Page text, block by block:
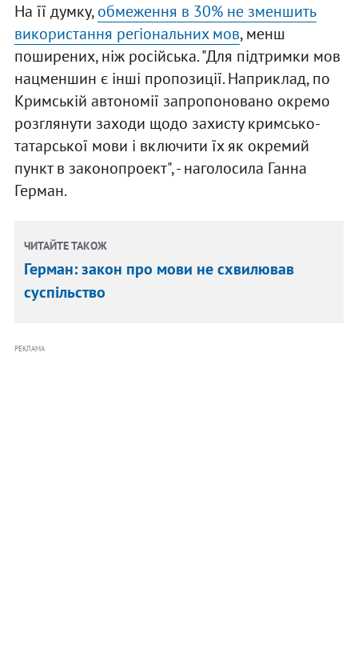
На її думку,обмеження в 30% не зменшить
використання регіональних мов, менш
поширених, ніж російська. "Для підтримки мов
нацменшин є інші пропозиції. Наприклад, по
Кримській автономії запропоновано окремо
розглянути заходи щодо захисту кримсько-
татарської мови і включити їх як окремий
пункт в законопроект", - наголосила Ганна
Герман.
ЧИТАЙТЕ ТАКОЖ
Герман: закон про мови не схвилював
суспільство
РЕКЛАМА